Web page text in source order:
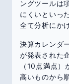
ングツールは
にくいといっ
全て分析にか
決算カレンダ
が発表された
（10点満点
高いものから